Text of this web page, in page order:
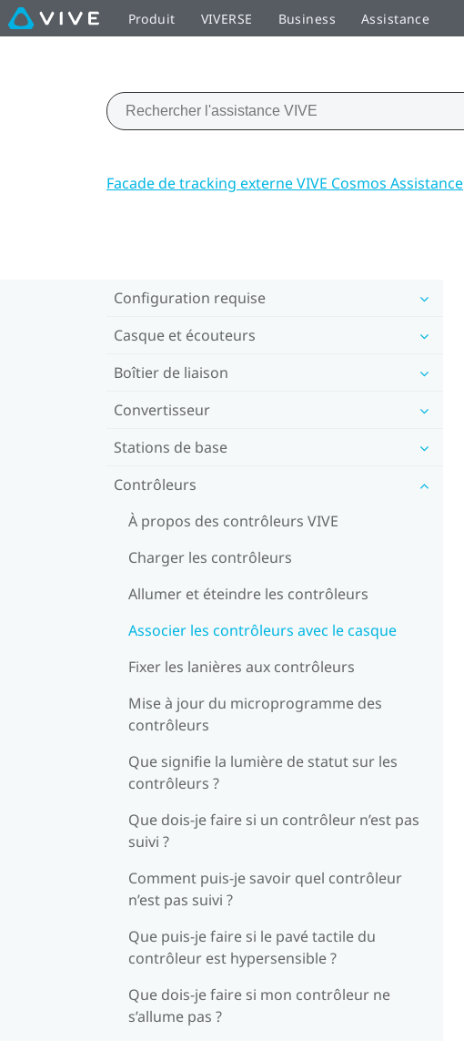
Produit VIVERSE Business Assistance
Facade de tracking externe VIVE Cosmos Assistance
Configuration requise
Casque et écouteurs
Boîtier de liaison
Convertisseur
Stations de base
Contrôleurs
À propos des contrôleurs VIVE
Charger les contrôleurs
Allumer et éteindre les contrôleurs
Associer les contrôleurs avec le casque
Fixer les lanières aux contrôleurs
Mise à jour du microprogramme des
contrôleurs
Que signifie la lumière de statut sur les
contrôleurs ?
Que dois-je faire si un contrôleur n’est pas
suivi ?
Comment puis-je savoir quel contrôleur
n’est pas suivi ?
Que puis-je faire si le pavé tactile du
contrôleur est hypersensible ?
Que dois-je faire si mon contrôleur ne
s’allume pas ?